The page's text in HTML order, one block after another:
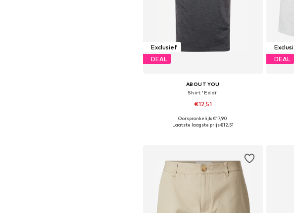
Exclusief
DEAL
ABOUT YOU
Shirt 'Eddi'
€12,51
Beschikbare maten: S, M, L, XL
Oorspronkelijk: €17,90
Laatste laagste prijs:€12,51
DEAL